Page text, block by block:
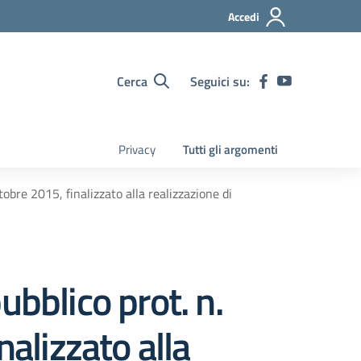
Accedi
Cerca Seguici su:
Privacy Tutti gli argomenti
2015, finalizzato alla realizzazione di
prot. n.
alla